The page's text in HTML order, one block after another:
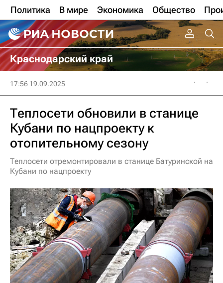
Политика В мире Экономика Общество
Краснодарский край
17:56 19.09.2025
Теплосети обновили в станице
Кубани по нацпроекту к
отопительному сезону
Теплосети отремонтировали в станице Батуринской на
Кубани по нацпроекту